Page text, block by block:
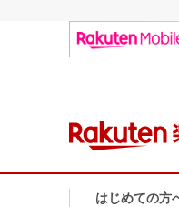
はじめての方